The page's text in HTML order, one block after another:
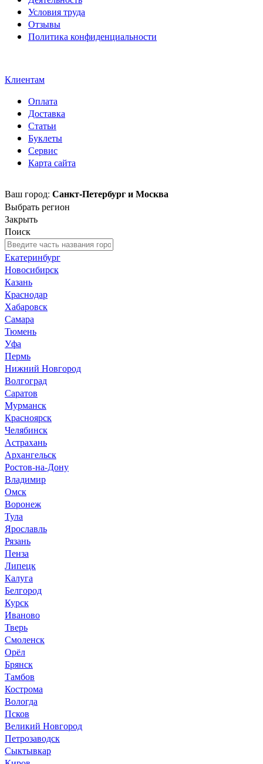
Условия труда
Отзывы
Политика конфиденциальности
Клиентам
Оплата
Доставка
Статьи
Буклеты
Сервис
Карта сайта
Ваш город: Санкт-Петербург и Москва
Выбрать регион
Закрыть
Поиск
Екатеринбург
Новосибирск
Казань
Краснодар
Хабаровск
Самара
Тюмень
Уфа
Пермь
Нижний Новгород
Волгоград
Саратов
Мурманск
Красноярск
Челябинск
Астрахань
Архангельск
Ростов-на-Дону
Владимир
Омск
Воронеж
Тула
Ярославль
Рязань
Пенза
Липецк
Калуга
Белгород
Курск
Иваново
Тверь
Смоленск
Орёл
Брянск
Тамбов
Кострома
Вологда
Псков
Великий Новгород
Петрозаводск
Сыктывкар